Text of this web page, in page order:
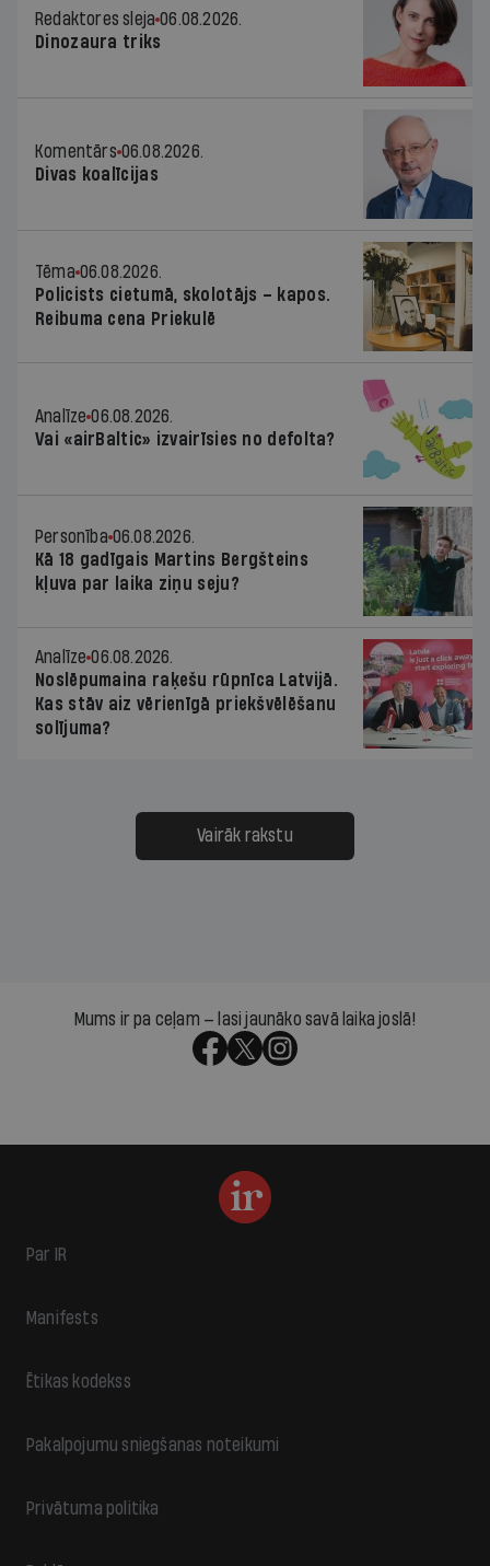
Redaktores sleja 06.08.2026.
Dinozaura triks
Komentārs 06.08.2026.
Divas koalīcijas
Tēma 06.08.2026.
Policists cietumā, skolotājs – kapos.
Reibuma cena Priekulē
Analīze 06.08.2026.
Vai «airBaltic» izvairīsies no defolta?
Personība 06.08.2026.
Kā 18 gadīgais Martins Bergšteins
kļuva par laika ziņu seju?
Analīze 06.08.2026.
Noslēpumaina raķešu rūpnīca Latvijā.
Kas stāv aiz vērienīgā priekšvēlēšanu
solījuma?
Vairāk rakstu
Mums ir pa ceļam — lasi jaunāko savā laika joslā!
Par IR
Manifests
Ētikas kodekss
Pakalpojumu sniegšanas noteikumi
Privātuma politika